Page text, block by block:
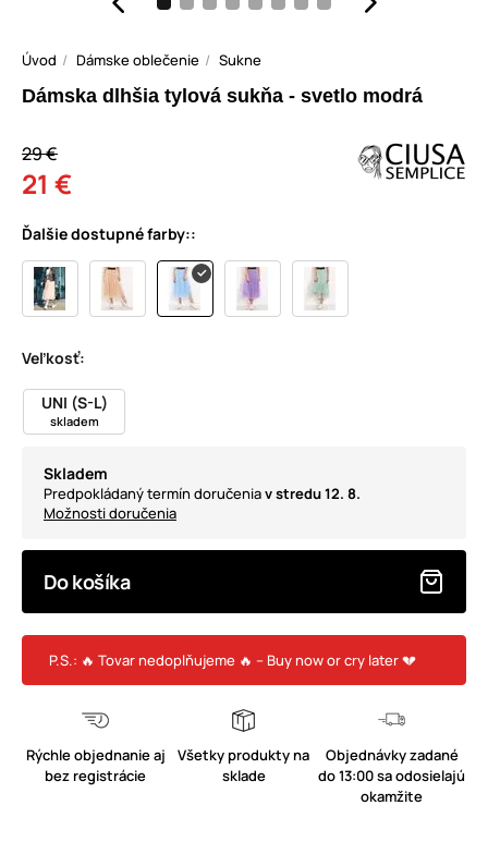
Úvod Dámske oblečenie Sukne
Dámska dlhšia tylová sukňa - svetlo modrá
29 €
21 €
Ďalšie dostupné farby::
Veľkosť:
UNI (S-L)
skladem
Skladem
Predpokládaný termín doručeniav stredu 12. 8.
Možnosti doručenia
Do košíka
P.S.: 🔥 Tovar nedoplňujeme 🔥 – Buy now or cry later 💔
Rýchle objednanie aj
bez registrácie
Všetky produkty na
sklade
Objednávky zadané
do 13:00 sa odosielajú
okamžite